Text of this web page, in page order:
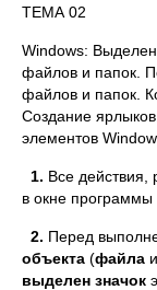
ТЕМА 02
Windows:
файлов и папок.
файлов и папок.
Создание
элементов
1. Все
в окне
2. Перед
объекта (файла
выделен значок